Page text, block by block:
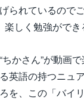
られているので
しく勉強ができ
かさん”が動画
英語の持つニュ
を、この「バイ